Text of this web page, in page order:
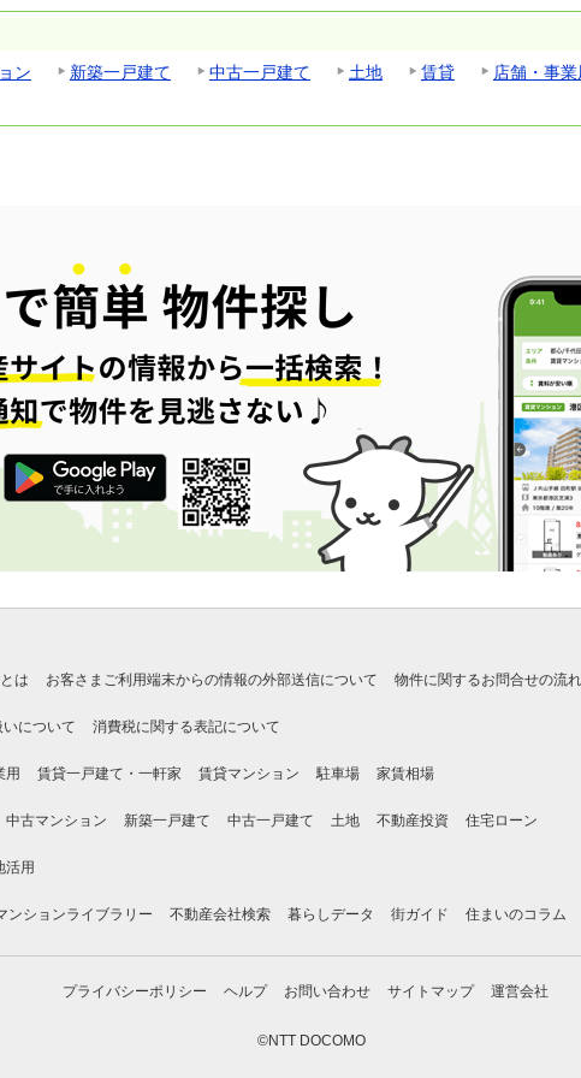
ン 新築一戸建て 中古一戸建て 土地 賃貸
店舗・事業
は お客さまご利用端末からの情報の外部送信について 物件に関するお問合せの流れ
について 消費税に関する表記について
用 賃貸一戸建て・一軒家 賃貸マンション 駐車場 家賃相場
中古マンション 新築一戸建て 中古一戸建て 土地 不動産投資 住宅ローン
活用
ンションライブラリー 不動産会社検索 暮らしデータ 街ガイド 住まいのコラム
プライバシーポリシー ヘルプ お問い合わせ サイトマップ 運営会社
©NTT DOCOMO